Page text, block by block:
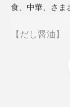
食材そのもの
食、中華、さま
【だし醤油】
炊き立てご飯